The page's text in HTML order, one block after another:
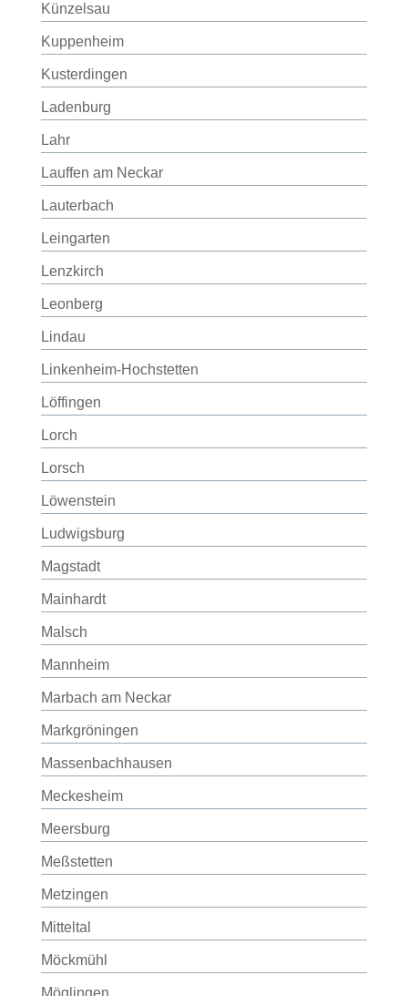
Künzelsau
Kuppenheim
Kusterdingen
Ladenburg
Lahr
Lauffen am Neckar
Lauterbach
Leingarten
Lenzkirch
Leonberg
Lindau
Linkenheim-Hochstetten
Löffingen
Lorch
Lorsch
Löwenstein
Ludwigsburg
Magstadt
Mainhardt
Malsch
Mannheim
Marbach am Neckar
Markgröningen
Massenbachhausen
Meckesheim
Meersburg
Meßstetten
Metzingen
Mitteltal
Möckmühl
Möglingen